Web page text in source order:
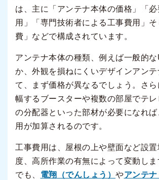
は、主に「アンテナ本体の価格」「
用」「専門技術者による工事費用」
費」などで構成されています。
アンテナ本体の種類、例えば一般的
か、外観を損ねにくいデザインアンテ
て、まず価格が異なるでしょう。さ
幅するブースターや複数の部屋でテ
の分配器といった部材が必要になれ
用が加算されるのです。
工事費用は、屋根の上や壁面など設
度、高所作業の有無によって変動し
でも、 電翔（でんしょう） やアンテ